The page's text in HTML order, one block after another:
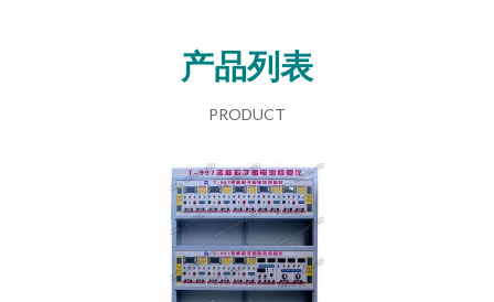
产品列表
PRODUCT